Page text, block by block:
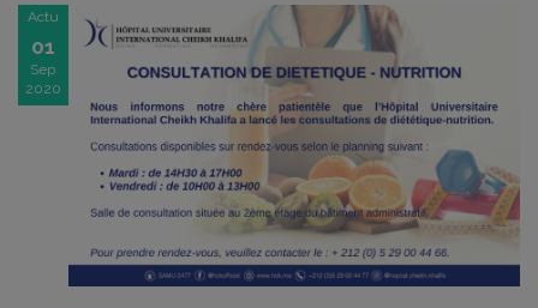
Actu
01
Sep
2020